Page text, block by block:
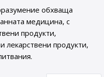
обхваща
медицина, с
продукти,
лекарствени продукти,